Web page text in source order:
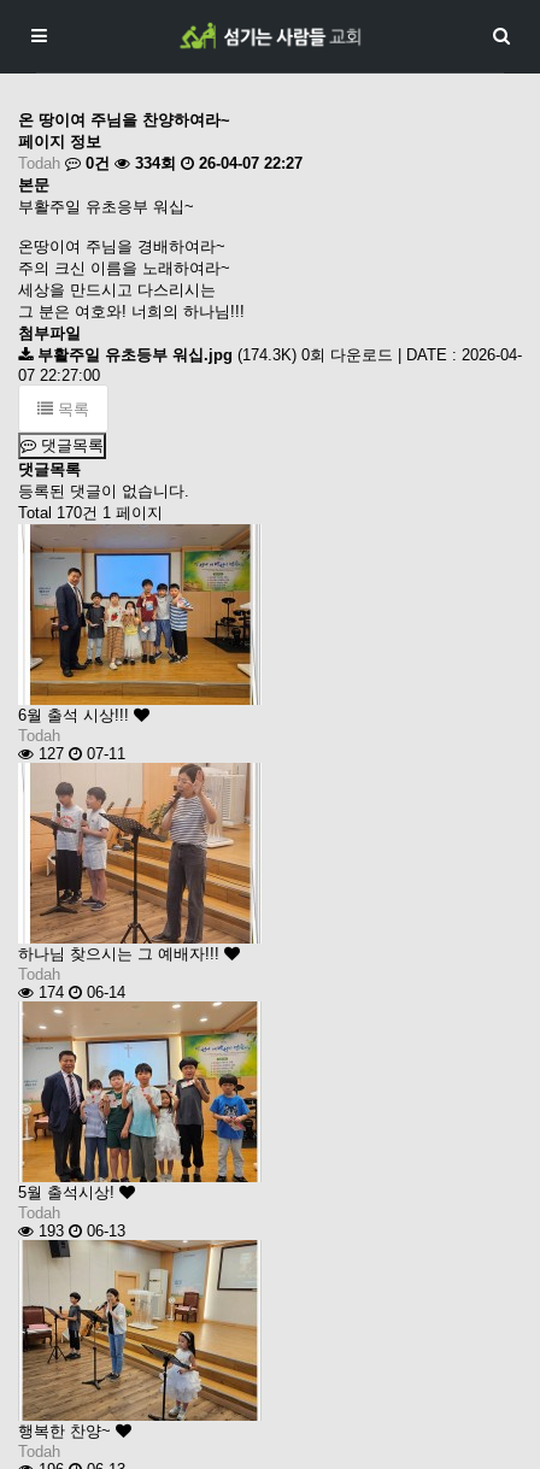
온 땅이여 주님을 찬양하여라~
페이지 정보
Todah
0건 334회
26-04-07 22:27
본문
부활주일 유초응부 워십~
온땅이여 주님을 경배하여라~
주의 크신 이름을 노래하여라~
세상을 만드시고 다스리시는
그 분은 여호와! 너희의 하나님!!!
첨부파일
부활주일 유초등부 워십.jpg (174.3K) 0회 다운로드 | DATE : 2026-04-
07 22:27:00
목록
댓글목록
댓글목록
등록된 댓글이 없습니다.
Total 170건 1 페이지
6월 출석 시상!!!
Todah
127
07-11
하나님 찾으시는 그 예배자!!!
Todah
174
06-14
5월 출석시상!
Todah
193
06-13
행복한 찬양~
Todah